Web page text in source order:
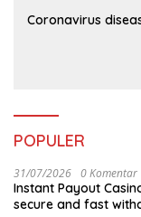
Coronavirus
POPULER
31/07/2026 0 Komentar
Instant Payout
secure and fast